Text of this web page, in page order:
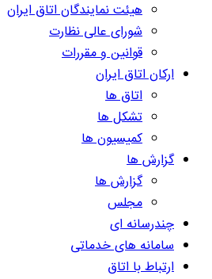
هیئت نمایندگان اتاق ایران
شورای عالی نظارت
قوانین و مقررات
ارکان اتاق ایران
اتاق ها
تشکل ها
کمیسیون ها
گزارش ها
گزارش ها
مجلس
چندرسانه ای
سامانه های خدماتی
ارتباط با اتاق